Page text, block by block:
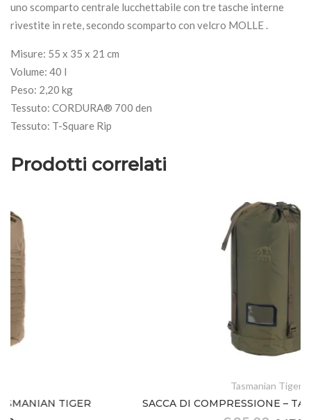
uno scomparto centrale lucchettabile con tre tasche interne
rivestite in rete, secondo scomparto con velcro MOLLE .
Misure: 55 x 35 x 21 cm
Volume: 40 l
Peso: 2,20 kg
Tessuto: CORDURA® 700 den
Tessuto: T-Square Rip
Prodotti correlati
PROMO
SACCA DI COMPRESSIONE – TASMANIAN TIGER